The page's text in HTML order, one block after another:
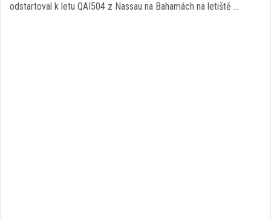
odstartoval k letu QAI504 z Nassau na Bahamách na letiště …